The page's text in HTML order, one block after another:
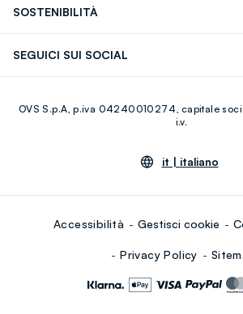
Giftcard
SOSTENIBILITÀ
SEGUICI SUI SOCIAL
Youtube Linkedin
OVS S.p.A, p.iva 04240010274, capitale
i.v.
it | italiano
Accessibilità Gestisci cookie
Privacy Policy